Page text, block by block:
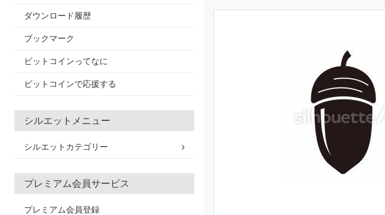
ダウンロード履歴
ブックマーク
ビットコインってなに
ビットコインで応援する
シルエットメニュー
シルエットカテゴリー
プレミアム会員サービス
プレミアム会員登録